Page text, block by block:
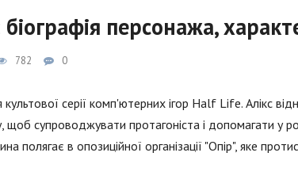
біографія персонажа,
782 0
культової серії комп'ютерних ігор Half Life. Алікс
щоб супроводжувати протагоніста і допомагати у
полягає в опозиційної організації "Опір", яке